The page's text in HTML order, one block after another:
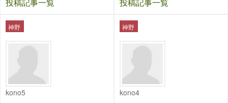
投稿記事一覧 投稿記事一覧
神野
kono5
神野
kono4